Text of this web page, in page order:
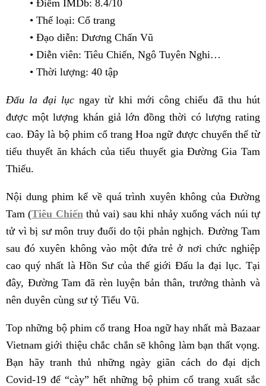
• Điểm IMDb: 8.4/10
• Thể loại: Cổ trang
• Đạo diễn: Dương Chấn Vũ
• Diễn viên: Tiêu Chiến, Ngô Tuyên Nghi…
• Thời lượng: 40 tập
Đấu la đại lụcngay từ khi mới công chiếu đã thu hút
được một lượng khán giả lớn đồng thời có lượng rating
cao. Đây là bộ phim cổ trang Hoa ngữ được chuyển thể từ
tiểu thuyết ăn khách của tiểu thuyết gia Đường Gia Tam
Thiếu.
Nội dung phim kể về quá trình xuyên không của Đường
Tam (Tiêu Chiến thủ vai) sau khi nhảy xuống vách núi tự
tử vì bị sư môn truy đuổi do tội phản nghịch. Đường Tam
sau đó xuyên không vào một đứa trẻ ở nơi chức nghiệp
cao quý nhất là Hồn Sư của thế giới Đấu la đại lục. Tại
đây, Đường Tam đã rèn luyện bản thân, trưởng thành và
nên duyên cùng sư tỷ Tiểu Vũ.
Top những bộ phim cổ trang Hoa ngữ hay nhất mà Bazaar
Vietnam giới thiệu chắc chắn sẽ không làm bạn thất vọng.
Bạn hãy tranh thủ những ngày giãn cách do đại dịch
Covid-19 để “cày” hết những bộ phim cổ trang xuất sắc